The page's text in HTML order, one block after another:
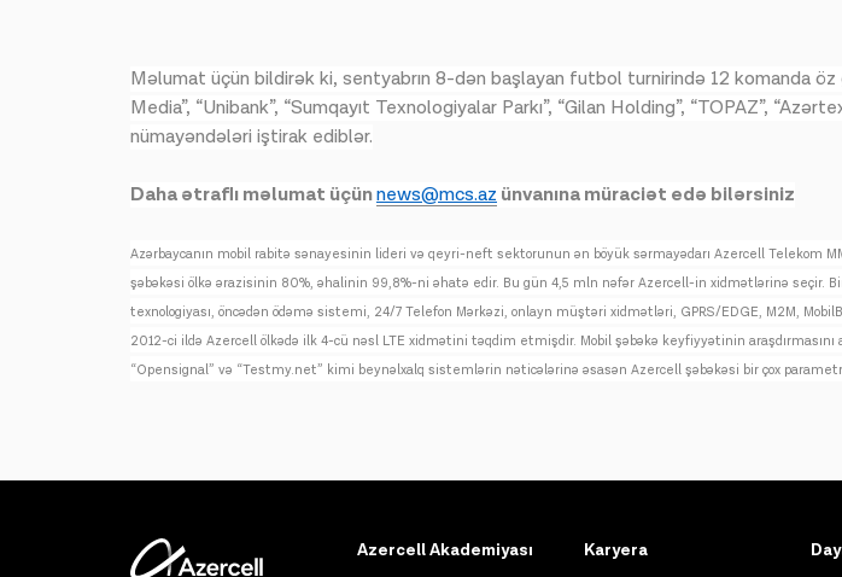
Məlumat üçün bildirək ki, sentyabrın 8-dən başlayan futbol turnirində 12 komanda öz
Media”, “Unibank”, “Sumqayıt Texnologiyalar Parkı”, “Gilan Holding”, “TOPAZ”,
nümayəndələri iştirak ediblər.
Daha ətraflı məlumat üçünnews@mcs.az ünvanına müraciət edə bilərsiniz
Azərbaycanın mobil rabitə sənayesinin lideri və qeyri-neft sektorunun ən böyük sərmayədarı Azercell Telekom
şəbəkəsi ölkə ərazisinin 80%, əhalinin 99,8%-ni əhatə edir. Bu gün 4,5 mln nəfər Azercell-in xidmətlərinə seçir.
texnologiyası, öncədən ödəmə sistemi, 24/7 Telefon Mərkəzi, onlayn müştəri xidmətləri, GPRS/EDGE, M2M,
2012-ci ildə Azercell ölkədə ilk 4-cü nəsl LTE xidmətini təqdim etmişdir. Mobil şəbəkə keyfiyyətinin
“Opensignal” və “Testmy.net” kimi beynəlxalq sistemlərin nəticələrinə əsasən Azercell şəbəkəsi bir çox
Azercell Akademiyası Karyera